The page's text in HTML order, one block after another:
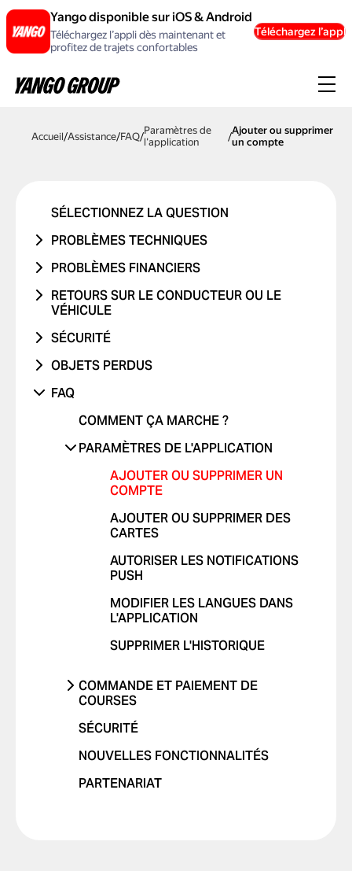
Yango disponible sur iOS & Android
Téléchargez l’appli dès maintenant et
profitez de trajets confortables
Téléchargez l’appli
Accueil/Assistance/FAQ/Paramètres de
l'application
/Ajouter ou supprimer
un compte
SÉLECTIONNEZ LA QUESTION
PROBLÈMES TECHNIQUES
CONNEXION
PROBLÈME AVEC UN CODE
PROMOTIONNEL
PROBLÈMES DE CARTE BANCAIRE
PROBLÈME AVEC LES RAPPORTS DE
PROBLÈMES FINANCIERS
J'AI ÉTÉ DÉBITÉ DEUX FOIS
LE PRIX A CHANGÉ
FRAIS NON RECONNUS
RETOURS SUR LE CONDUCTEUR OU LE
VÉHICULE
COMPAGNIE
COMMENTAIRES POSITIFS
AUTRES
SÉCURITÉ
LA ROUTE
JE NE ME SENS PAS EN SÉCURITÉ
OBJETS PERDUS
FAQ
COMMENT ÇA MARCHE ?
PARAMÈTRES DE L'APPLICATION
AJOUTER OU SUPPRIMER UN
COMPTE
AJOUTER OU SUPPRIMER DES
CARTES
AUTORISER LES NOTIFICATIONS
PUSH
MODIFIER LES LANGUES DANS
L'APPLICATION
SUPPRIMER L'HISTORIQUE
COMMANDE ET PAIEMENT DE
COURSES
PAIEMENT
DONNER UN POURBOIRE À VOTRE
SÉCURITÉ
NOUVELLES FONCTIONNALITÉS
PARTENARIAT